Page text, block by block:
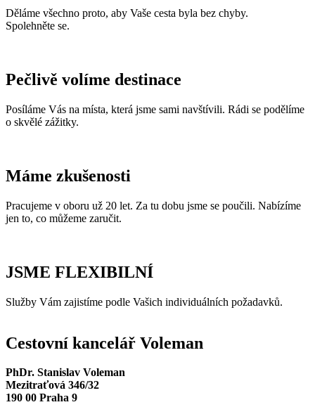
Děláme všechno proto, aby Vaše cesta byla bez chyby.
Spolehněte se.
Pečlivě volíme destinace
Posíláme Vás na místa, která jsme sami navštívili. Rádi se podělíme
o skvělé zážitky.
Máme zkušenosti
Pracujeme v oboru už 20 let. Za tu dobu jsme se poučili. Nabízíme
jen to, co můžeme zaručit.
JSME FLEXIBILNÍ
Služby Vám zajistíme podle Vašich individuálních požadavků.
Cestovní kancelář Voleman
PhDr. Stanislav Voleman
Mezitraťová 346/32
190 00 Praha 9